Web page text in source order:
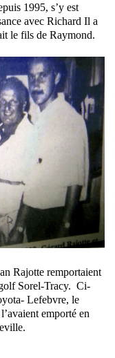
1995, s’y est
avec Richard Il a
le fils de Raymond.
Rajotte remportaient
Sorel-Tracy. Ci-
Lefebvre, le
emporté en